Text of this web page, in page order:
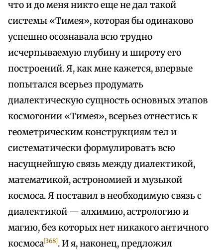
что и до меня никто еще не дал такой
системы «Тимея», которая бы одинаково
успешно осознавала всю трудно
исчерпываемую глубину и широту его
построений. Я, как мне кажется, впервые
попытался всерьез продумать
диалектическую сущность основных этапов
космогонии «Тимея», всерьез отнестись к
геометрическим конструкциям тел и
систематически формулировать всю
насущнейшую связь между диалектикой,
математикой, астрономией и музыкой
космоса. Я поставил в необходимую связь с
диалектикой — алхимию, астрологию и
магию, без которых нет никакого античного
космоса[368]. И я, наконец, предложил